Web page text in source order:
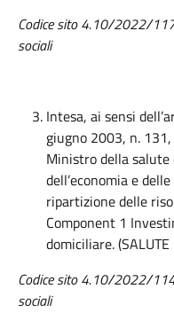
Codice sito 4.10/2022/
sociali
Intesa, ai sensi
giugno 2003, n.
Ministro della
dell’economia e
ripartizione delle
Component 1
domiciliare.
Codice sito4.10/2022/114
sociali